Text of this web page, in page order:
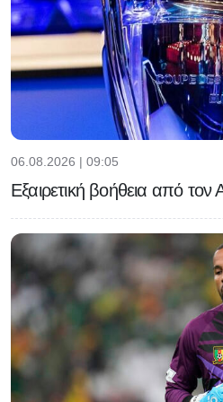
06.08.2026 | 09:05
Εξαιρετική βοήθεια από